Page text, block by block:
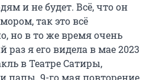
и не будет. Всё, что он
так это всё
но в то же время очень
раз я его видела в мае 2023
в Театре Сатиры,
папы. 9-го мая повторение